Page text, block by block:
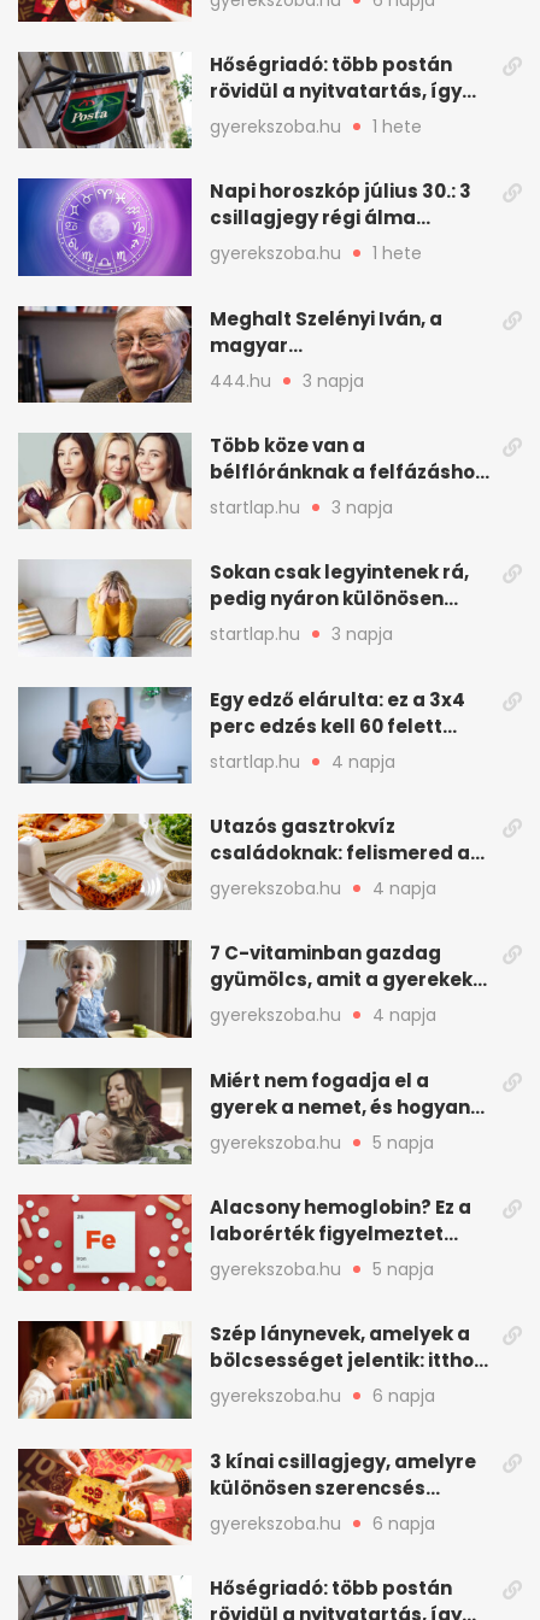
Hőségriadó: több postán
rövidül a nyitvatartás, így
intézkedik a Magyar Posta
gyerekszoba.hu 1 hete
Napi horoszkóp július 30.: 3
csillagjegy régi álma
teljesülhet
gyerekszoba.hu 1 hete
Meghalt Szelényi Iván, a
magyar
társadalomtudomány
meghatározó alakja
444.hu 3 napja
Több köze van a
bélflóránknak a felfázáshoz,
mint hinnénk – Így védhetjük
nyáron a húgyutakat (x)
startlap.hu 3 napja
Sokan csak legyintenek rá,
pedig nyáron különösen
gyakran jelentkezik ez a
kellemetlen betegség
startlap.hu 3 napja
Egy edző elárulta: ez a 3x4
perc edzés kell 60 felett
mindenkinek
startlap.hu 4 napja
Utazós gasztrokvíz
családoknak: felismered az
asadót és társait?
gyerekszoba.hu 4 napja
7 C-vitaminban gazdag
gyümölcs, amit a gyerekek
is szívesen megesznek
gyerekszoba.hu 4 napja
Miért nem fogadja el a
gyerek a nemet, és hogyan
mondd ki jól?
gyerekszoba.hu 5 napja
Alacsony hemoglobin? Ez a
laborérték figyelmeztet
vashiányra
gyerekszoba.hu 5 napja
Szép lánynevek, amelyek a
bölcsességet jelentik: itthon
is adhatók
gyerekszoba.hu 6 napja
3 kínai csillagjegy, amelyre
különösen szerencsés
augusztus vár
gyerekszoba.hu 6 napja
Hőségriadó: több postán
rövidül a nyitvatartás, így